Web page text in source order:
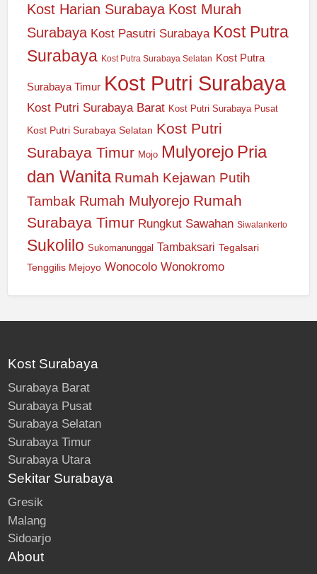
Kost Harian Surabaya Kost Murah
Surabaya Kost Pasutri Surabaya Kost Putra
Surabaya Kost Putra Surabaya Selatan Kost Putra
Surabaya Timur Kost Putri Surabaya
Kost Putri Surabaya Barat Kost Putri Surabaya Pusat
Kost Putri Surabaya Selatan Kost Putri
Surabaya Timur Mojo Mulyorejo Pria
dan Wanita Rumah Kejawan Putih
Tambak Rumah Mulyorejo Rumah
Surabaya Timur Rungkut Sawahan Siwalankerto
Sukolilo Sukomanunggal Tambaksari Tegalsari
Tenggilis Mejoyo Wonocolo Wonokromo
Kost Surabaya
Surabaya Barat
Surabaya Pusat
Surabaya Selatan
Surabaya Timur
Surabaya Utara
Sekitar Surabaya
Gresik
Malang
Sidoarjo
About